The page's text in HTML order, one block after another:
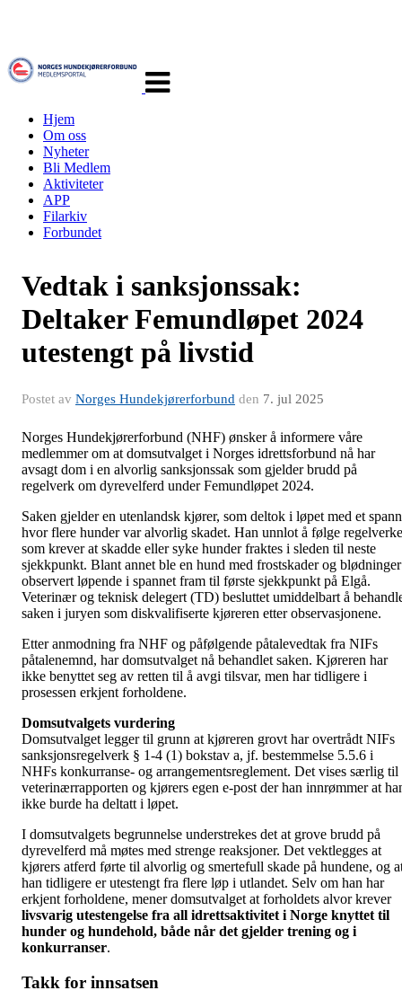
navigasjon
Hjem
Om oss
Nyheter
Bli Medlem
Aktiviteter
APP
Filarkiv
Forbundet
Vedtak i sanksjonssak:
Deltaker Femundløpet 2024
utestengt på livstid
Postet av Norges Hundekjørerforbund den 7. jul 2025
Norges Hundekjørerforbund (NHF) ønsker å informere våre
medlemmer om at domsutvalget i Norges idrettsforbund nå har
avsagt dom i en alvorlig sanksjonssak som gjelder brudd på
regelverk om dyrevelferd under Femundløpet 2024.
Saken gjelder en utenlandsk kjører, som deltok i løpet med et spann
hvor flere hunder var alvorlig skadet. Han unnlot å følge
som krever at skadde eller syke hunder fraktes i sleden til neste
sjekkpunkt. Blant annet ble en hund med frostskader og blødninger
observert løpende i spannet fram til første sjekkpunkt på Elgå.
Veterinær og teknisk delegert (TD) besluttet umiddelbart å
saken i juryen som diskvalifiserte kjøreren etter observasjonene.
Etter anmodning fra NHF og påfølgende påtalevedtak fra NIFs
påtalenemnd, har domsutvalget nå behandlet saken. Kjøreren har
ikke benyttet seg av retten til å avgi tilsvar, men har tidligere i
prosessen erkjent forholdene.
Domsutvalgets vurdering
Domsutvalget legger til grunn at kjøreren grovt har overtrådt NIFs
sanksjonsregelverk § 1-4 (1) bokstav a, jf. bestemmelse 5.5.6 i
NHFs konkurranse- og arrangementsreglement. Det vises særlig til
veterinærrapporten og kjørers egen e-post der han innrømmer at
ikke burde ha deltatt i løpet.
I domsutvalgets begrunnelse understrekes det at grove brudd på
dyrevelferd må møtes med strenge reaksjoner. Det vektlegges at
kjørers atferd førte til alvorlig og smertefull skade på hundene, og
han tidligere er utestengt fra flere løp i utlandet. Selv om han har
erkjent forholdene, mener domsutvalget at forholdets alvor krever
livsvarig utestengelse fra all idrettsaktivitet i Norge knyttet til
hunder og hundehold, både når det gjelder trening og i
konkurranser.
Takk for innsatsen